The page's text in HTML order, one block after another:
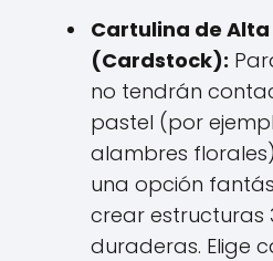
Cartulina de
(Cardstock):
no tendrán
pastel (por
alambres
una opción
crear estructuras
duraderas. Elige